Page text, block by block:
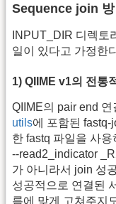
Sequence join 방
INPUT_DIR 디렉토
일이 있다고 가정한
1) QIIME v1의 전통
QIIME의 pair end
utils에 포함된 fastq-
한 fastq 파일을 사용
--read2_indicator
가 아니라서 join 성
성공적으로 연결된
름에 맞게 고쳐주지